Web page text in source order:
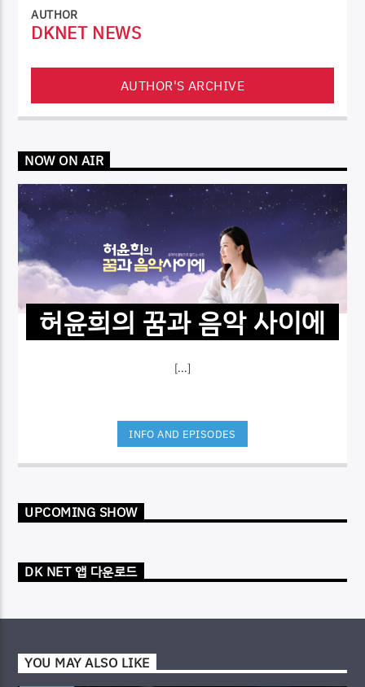
AUTHOR
DKNET NEWS
AUTHOR'S ARCHIVE
NOW ON AIR
허윤희의 꿈과 음악 사이에
[...]
INFO AND EPISODES
UPCOMING SHOW
DK NET 앱 다운로드
YOU MAY ALSO LIKE